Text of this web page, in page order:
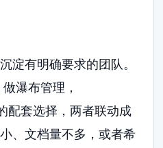
淀有明确要求的团队。
瀑布管理，
配套选择，两者联动成
、文档量不多，或者希